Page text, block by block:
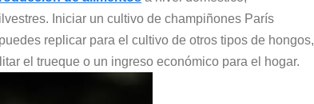
Iniciar un cultivo de champiñones París
replicar para el cultivo de otros tipos de hongos,
el trueque o un ingreso económico para el hogar.